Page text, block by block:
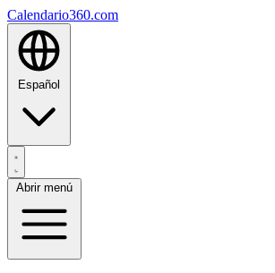
Calendario360.com
Español
Abrir menú